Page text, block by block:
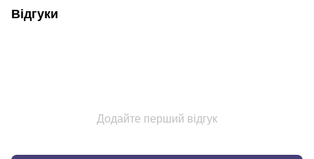
Відгуки
Додайте перший відгук